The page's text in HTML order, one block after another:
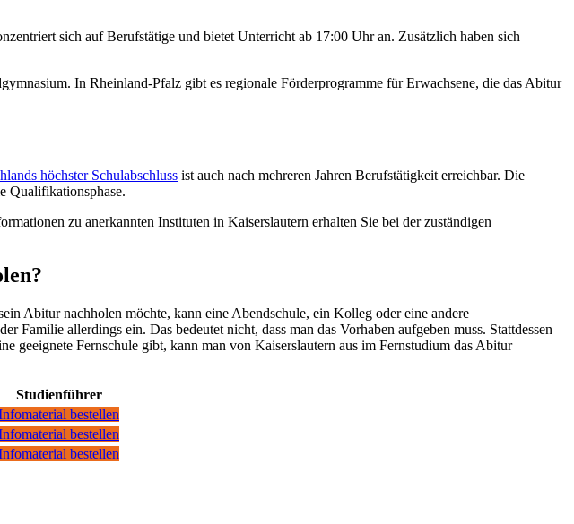
sich auf Berufstätige und bietet Unterricht ab 17:00 Uhr an. Zusätzlich haben sich
In Rheinland-Pfalz gibt es regionale Förderprogramme für Erwachsene, die das Abitur
höchster Schulabschluss ist auch nach mehreren Jahren Berufstätigkeit erreichbar. Die
Qualifikationsphase.
zu anerkannten Instituten in Kaiserslautern erhalten Sie bei der zuständigen
Abitur nachholen möchte, kann eine Abendschule, ein Kolleg oder eine andere
allerdings ein. Das bedeutet nicht, dass man das Vorhaben aufgeben muss. Stattdessen
geeignete Fernschule gibt, kann man von Kaiserslautern aus im Fernstudium das Abitur
Studienführer
bestellen
bestellen
bestellen